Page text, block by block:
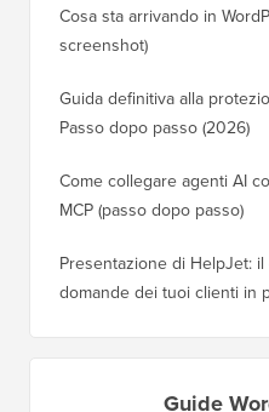
Cosa sta arrivando in
screenshot)
Guida definitiva alla
Passo dopo passo (2026)
Come collegare agenti AI
MCP (passo dopo passo)
Presentazione di HelpJet:
domande dei tuoi clienti in
Guide